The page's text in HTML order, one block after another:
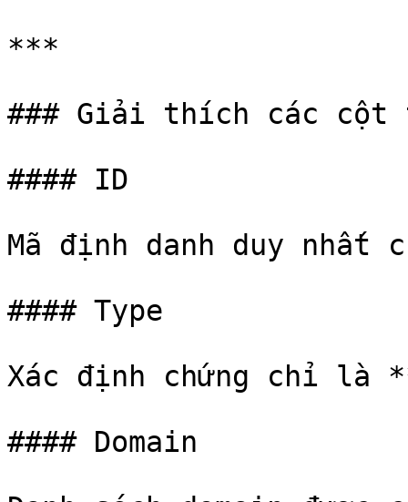
***
### Giải thích các cột
#### ID
Mã định danh duy nhất
#### Type
Xác định chứng chỉ là
#### Domain